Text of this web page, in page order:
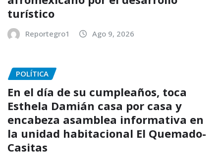
turístico
Reportegro1 Ago 9, 2026
POLÍTICA
En el día de su cumpleaños, toca
Esthela Damián casa por casa y
encabeza asamblea informativa en
la unidad habitacional El Quemado-
Casitas